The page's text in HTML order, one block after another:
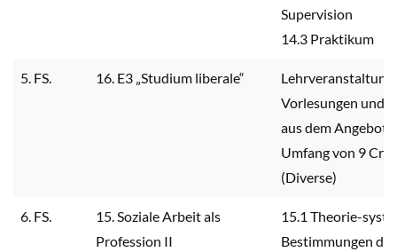
Supervision
14.3 Praktikum
5. FS. 16. E3 „Studium liberale“
Vorlesungen und
aus dem Angebot
Umfang von 9
(Diverse)
6. FS.
15. Soziale Arbeit als
Profession II
15.1 Theorie-
Bestimmungen